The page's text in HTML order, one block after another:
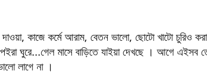
কাজে কর্মে আরাম, বেতন ভালো, ছোটো খাটো চুরিও
ঘুরে...গেল মাসে বাড়িতে যাইয়া দেখছে । আগে
লাগে না ।